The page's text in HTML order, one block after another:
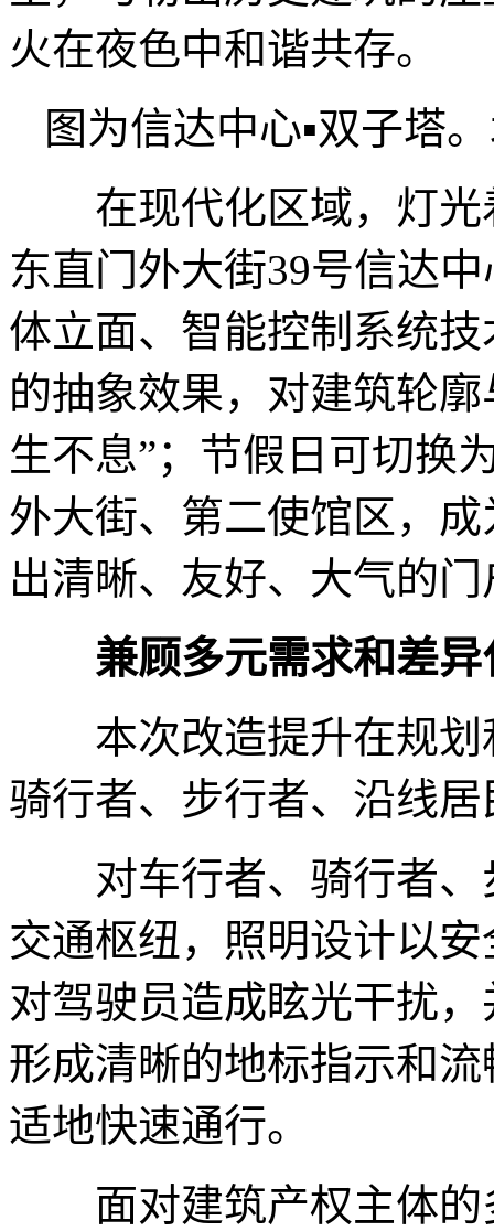
火在夜色中和谐共存。
图为信达中心▪双子塔
在现代化区域，灯光
东直门外大街39号信达
体立面、智能控制系统
的抽象效果，对建筑轮
生不息”；节假日可切换
外大街、第二使馆区，
出清晰、友好、大气的
兼顾多元需求和差
本次改造提升在规划
骑行者、步行者、沿线
对车行者、骑行者、
交通枢纽，照明设计以
对驾驶员造成眩光干扰
形成清晰的地标指示和
适地快速通行。
面对建筑产权主体的